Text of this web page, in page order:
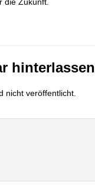
hinterlassen
nicht veröffentlicht.